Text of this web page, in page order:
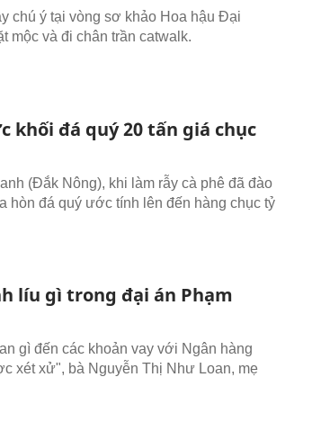
chú ý tại vòng sơ khảo Hoa hậu Đại
mộc và đi chân trần catwalk.
khối đá quý 20 tấn giá chục
(Đắk Nông), khi làm rẫy cà phê đã đào
hòn đá quý ước tính lên đến hàng chục tỷ
líu gì trong đại án Phạm
gì đến các khoản vay với Ngân hàng
xét xử", bà Nguyễn Thị Như Loan, mẹ